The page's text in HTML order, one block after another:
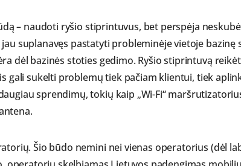
– naudoti ryšio stiprintuvus, bet perspėja
suplanavęs pastatyti probleminėje vietoje bazinę
dėl bazinės stoties gedimo. Ryšio stiprintuvą
gali sukelti problemų tiek pačiam klientui, tiek
sprendimų, tokių kaip „Wi-Fi“
Šio būdo nemini nei vienas operatorius (dėl